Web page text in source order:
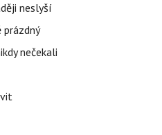
neslyší
prázdný
nečekali